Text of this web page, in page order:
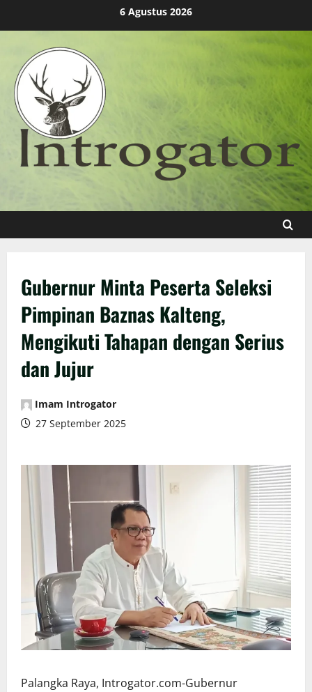
6 Agustus 2026
Gubernur Minta Peserta Seleksi
Pimpinan Baznas Kalteng,
Mengikuti Tahapan dengan Serius
dan Jujur
Imam Introgator
27 September 2025
Palangka Raya, Introgator.com-Gubernur